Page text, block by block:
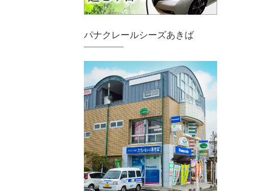
パナクレールシーズあきば